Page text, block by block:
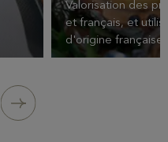
Valorisation des
et français, et
d'origine française.